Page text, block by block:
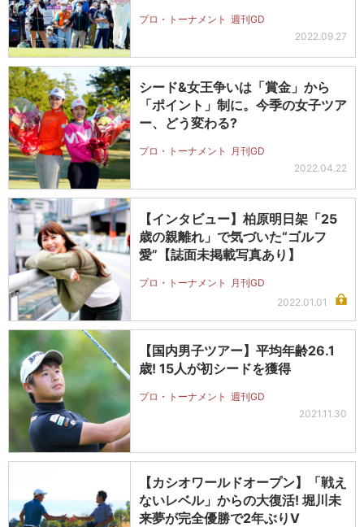
プロ・トーナメント 週刊GD
2022.09.27
シード&女王争いは「賞金」から
「ポイント」制に。今季の女子ツア
ー、どう変わる?
プロ・トーナメント
月刊GD
2022.04.22
【インタビュー】柏原明日架「25
歳の親離れ」で気づいた“ゴルフ
愛”【誌面未掲載写真あり】
プロ・トーナメント
月刊GD
2022.01.01
【国内男子ツアー】平均年齢26.1
歳! 15人が初シードを獲得
プロ・トーナメント 週刊GD
2021.11.30
【カシオワールドオープン】「戦え
ないレベル」からの大復活! 堀川未
来夢が完全優勝で2年ぶりV